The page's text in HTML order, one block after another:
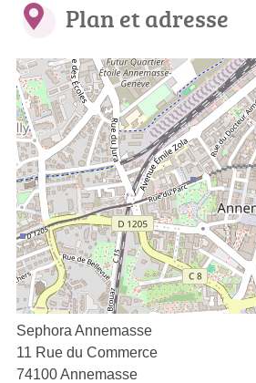
Plan et adresse
Sephora Annemasse
11 Rue du Commerce
74100 Annemasse